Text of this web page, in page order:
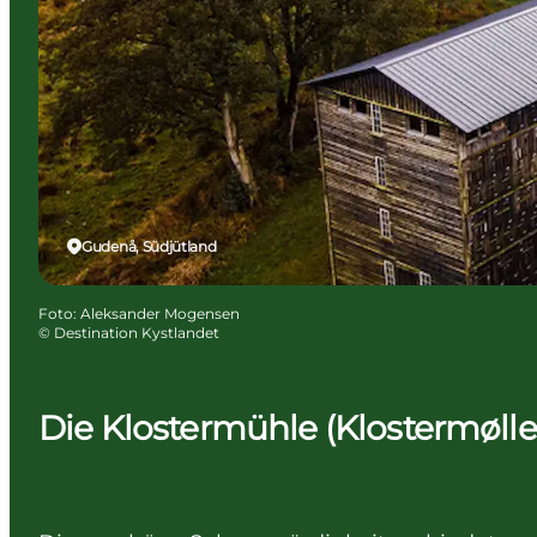
Die Klostermühle
Gudenå, Südjütland
Foto: Aleksander Mogensen
© Destination Kystlandet